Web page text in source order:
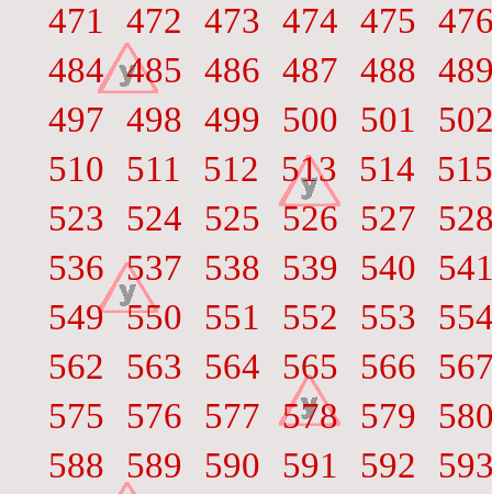
471
472 473 474 475
484 485 486 487 488
497 498 499 500 501
510
511 512 513 514
515
523
524 525 526 527
536 537 538 539 540
549 550 551 552 553
562
563 564 565 566
575
576 577 578 579
588
589 590 591 592